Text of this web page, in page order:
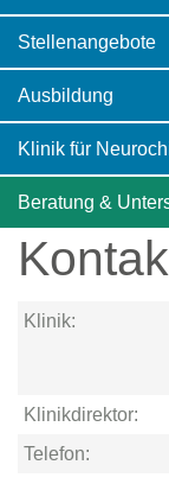
Stellenangebote
Ausbildung
Klinik für
Beratung &
Klinik:
Klinikdirektor:
Telefon: